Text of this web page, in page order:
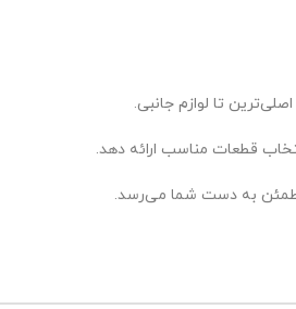
قطعات مناسب ارائه دهد.
به دست شما می‌رسد.